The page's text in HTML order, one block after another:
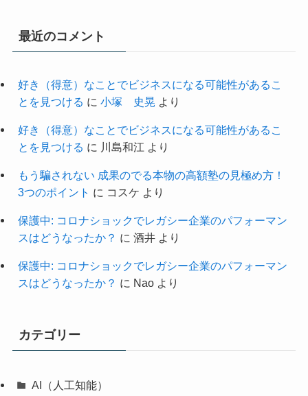
最近のコメント
好き（得意）なことでビジネスになる可能性があるこ
とを見つける に 小塚 史晃 より
好き（得意）なことでビジネスになる可能性があるこ
とを見つける に 川島和江 より
もう騙されない 成果のでる本物の高額塾の見極め方！
3つのポイント に コスケ より
保護中: コロナショックでレガシー企業のパフォーマン
スはどうなったか？ に 酒井より
保護中: コロナショックでレガシー企業のパフォーマン
スはどうなったか？ に Naoより
カテゴリー
AI（人工知能）